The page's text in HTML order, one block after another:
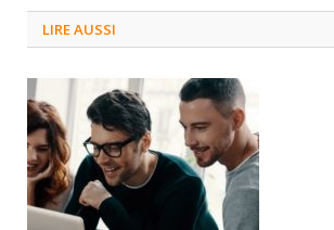
LIRE AUSSI
3 septembre 2024